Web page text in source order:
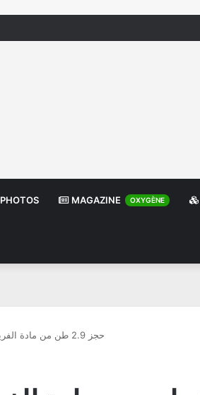
PHOTOS MAGAZINE OXYGÈNE
حجز 2.9 طن من مادة الفرينة المدعمة